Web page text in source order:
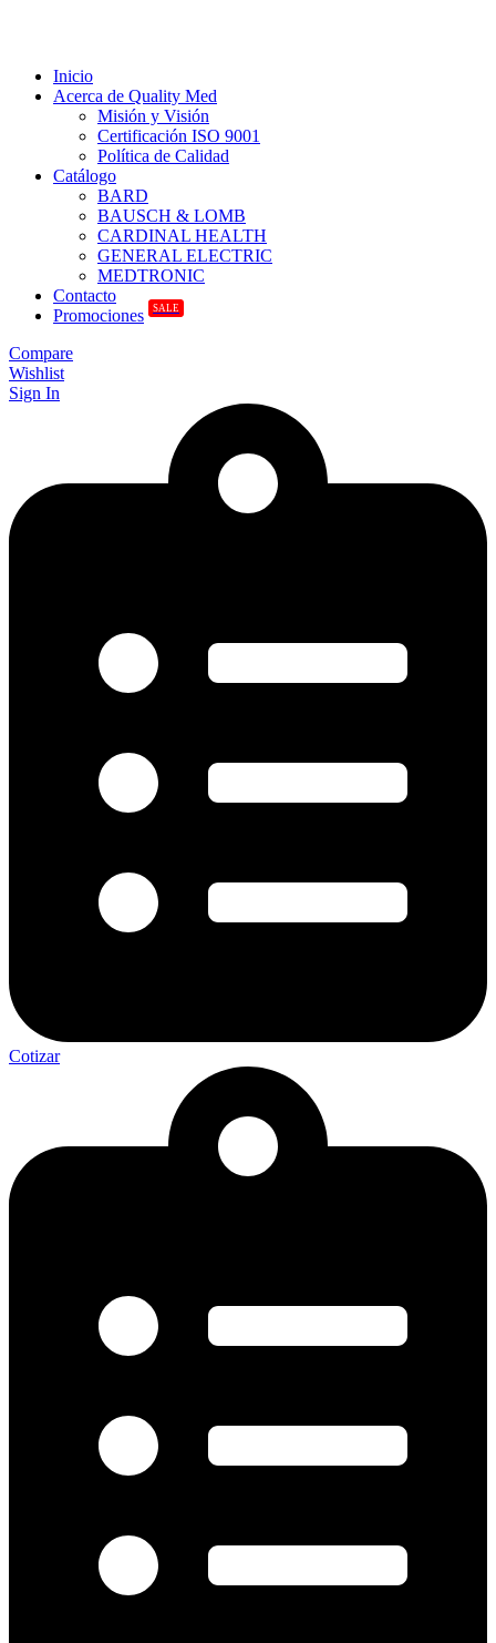
Inicio
Acerca de Quality Med
Misión y Visión
Certificación ISO 9001
Política de Calidad
Catálogo
BARD
BAUSCH & LOMB
CARDINAL HEALTH
GENERAL ELECTRIC
MEDTRONIC
Contacto
Promociones
SALE
Compare
Wishlist
Sign In
Cotizar